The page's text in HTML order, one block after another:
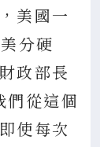
美國一
分硬
政部長
們從這個
使每次